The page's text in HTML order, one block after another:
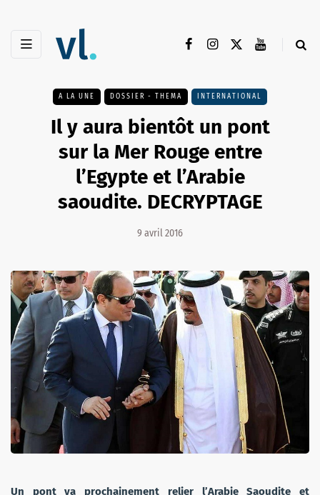
A LA UNE DOSSIER - THEMA INTERNATIONAL
Il y aura bientôt un pont
sur la Mer Rouge entre
l’Egypte et l’Arabie
saoudite. DECRYPTAGE
9 avril 2016
Un pont va prochainement relier l’Arabie Saoudite et